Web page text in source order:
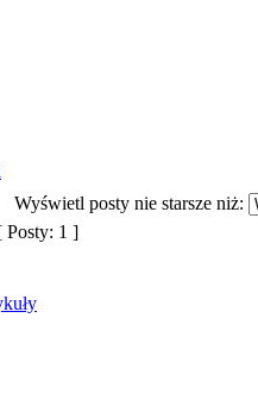
Wyświetl posty nie starsze niż:
Posty: 1 ]